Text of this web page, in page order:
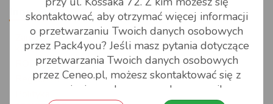
Zasady pakowania
Dokumenty do pobrania
Inne
Zamów
kuriera
RODO
Regulamin
skontaktować, aby otrzymać więcej informacji
o przetwarzaniu Twoich danych osobowych
przez Pack4you? Jeśli masz pytania dotyczące
przetwarzania Twoich danych osobowych
przez Ceneo.pl, możesz skontaktować się z
nami, pisząc do nas na adres e-mail: